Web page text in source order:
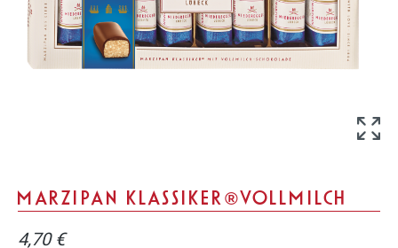
MARZIPAN KLASSIKER® VOLLMILCH
4,70 €